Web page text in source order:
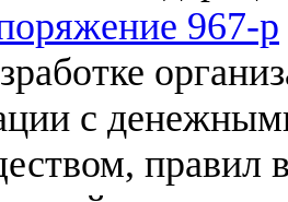
967-р
с
правил